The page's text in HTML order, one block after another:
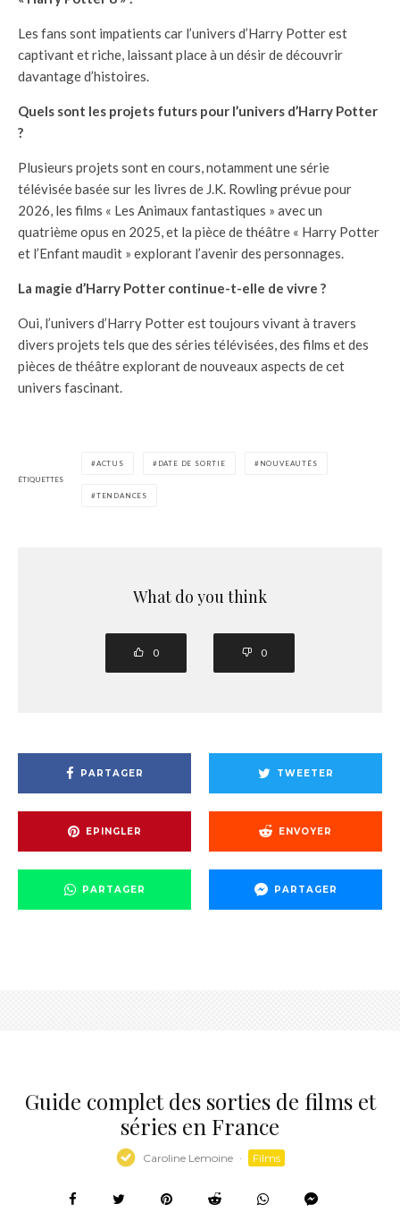
Les fans sont impatients car l’univers d’Harry Potter est
captivant et riche, laissant place à un désir de découvrir
davantage d’histoires.
Quels sont les projets futurs pour l’univers d’Harry Potter
?
Plusieurs projets sont en cours, notamment une série
télévisée basée sur les livres de J.K. Rowling prévue pour
2026, les films « Les Animaux fantastiques » avec un
quatrième opus en 2025, et la pièce de théâtre « Harry Potter
et l’Enfant maudit » explorant l’avenir des personnages.
La magie d’Harry Potter continue-t-elle de vivre ?
Oui, l’univers d’Harry Potter est toujours vivant à travers
divers projets tels que des séries télévisées, des films et des
pièces de théâtre explorant de nouveaux aspects de cet
univers fascinant.
ÉTIQUETTES
ACTUS DATE DE SORTIE NOUVEAUTÉS
TENDANCES
What do you think
0 0
PARTAGER TWEETER
EPINGLER ENVOYER
PARTAGER PARTAGER
Guide complet des sorties de films et
séries en France
Caroline Lemoine · Films